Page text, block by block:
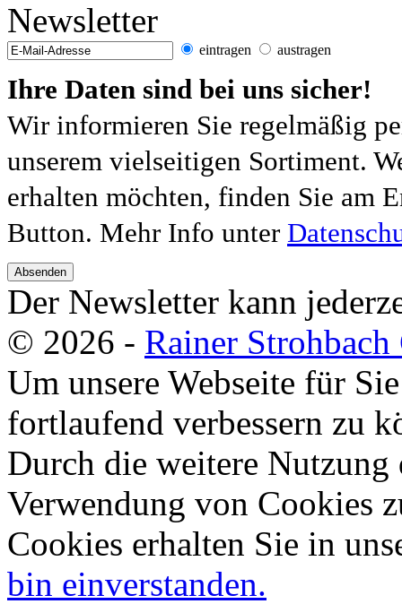
Newsletter
eintragen austragen
Ihre Daten sind bei uns sicher!
Wir informieren Sie regelmäßig
unserem vielseitigen Sortiment.
erhalten möchten, finden Sie am
Button. Mehr Info unter
Absenden
Der Newsletter kann
© 2026 - Rainer
Um unsere Webseite für
fortlaufend verbessern zu
Durch die weitere Nutzung
Verwendung von Cookies
Cookies erhalten Sie in
bin einverstanden.